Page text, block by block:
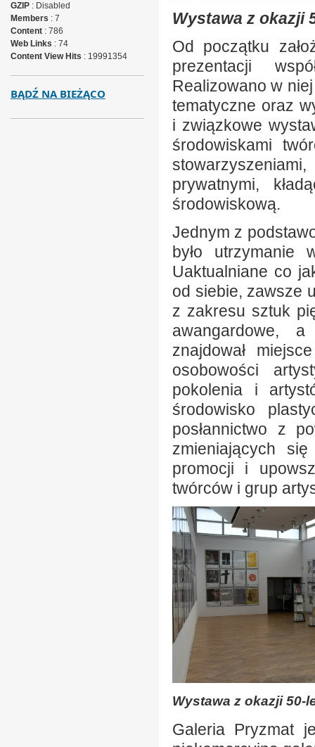
Wystawa z okazji
Od początku
prezentacji
Realizowano w
tematyczne oraz
i związkowe
środowiskami
prywatnymi,
środowiskową.
Jednym z
było utrzymanie
Uaktualniane co
od siebie, zawsze
z zakresu sztuk
awangardowe,
znajdował
osobowości
pokolenia i
środowisko
posłannictwo z
zmieniających
promocji i
twórców i grup
Wystawa z okazji 50-
Galeria Pryzmat
GZIP: Disabled
Members : 7
Content: 786
Web Links : 74
Content View Hits : 19991354
BĄDŹ NA BIEŻĄCO